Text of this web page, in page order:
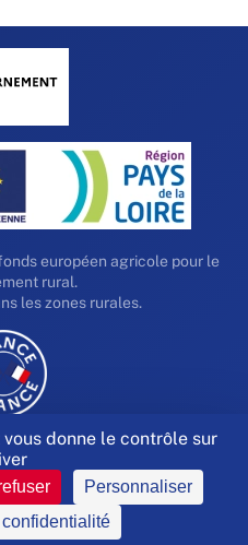
européen agricole pour le
rural.
les zones rurales.
- Mentions légales
donne le contrôle sur
Personnaliser